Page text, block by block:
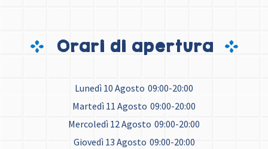
Orari di apertura
Lunedì 10 Agosto 09:00-20:00
Martedì 11 Agosto 09:00-20:00
Mercoledì 12 Agosto 09:00-20:00
Giovedì 13 Agosto 09:00-20:00